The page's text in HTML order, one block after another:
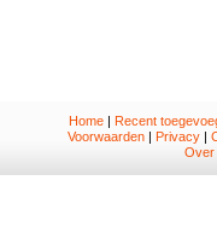
Home|
Recent
Voorwaarden
Privacy
Over